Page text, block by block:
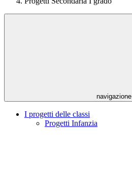
navigazione
I progetti delle classi
Progetti Infanzia